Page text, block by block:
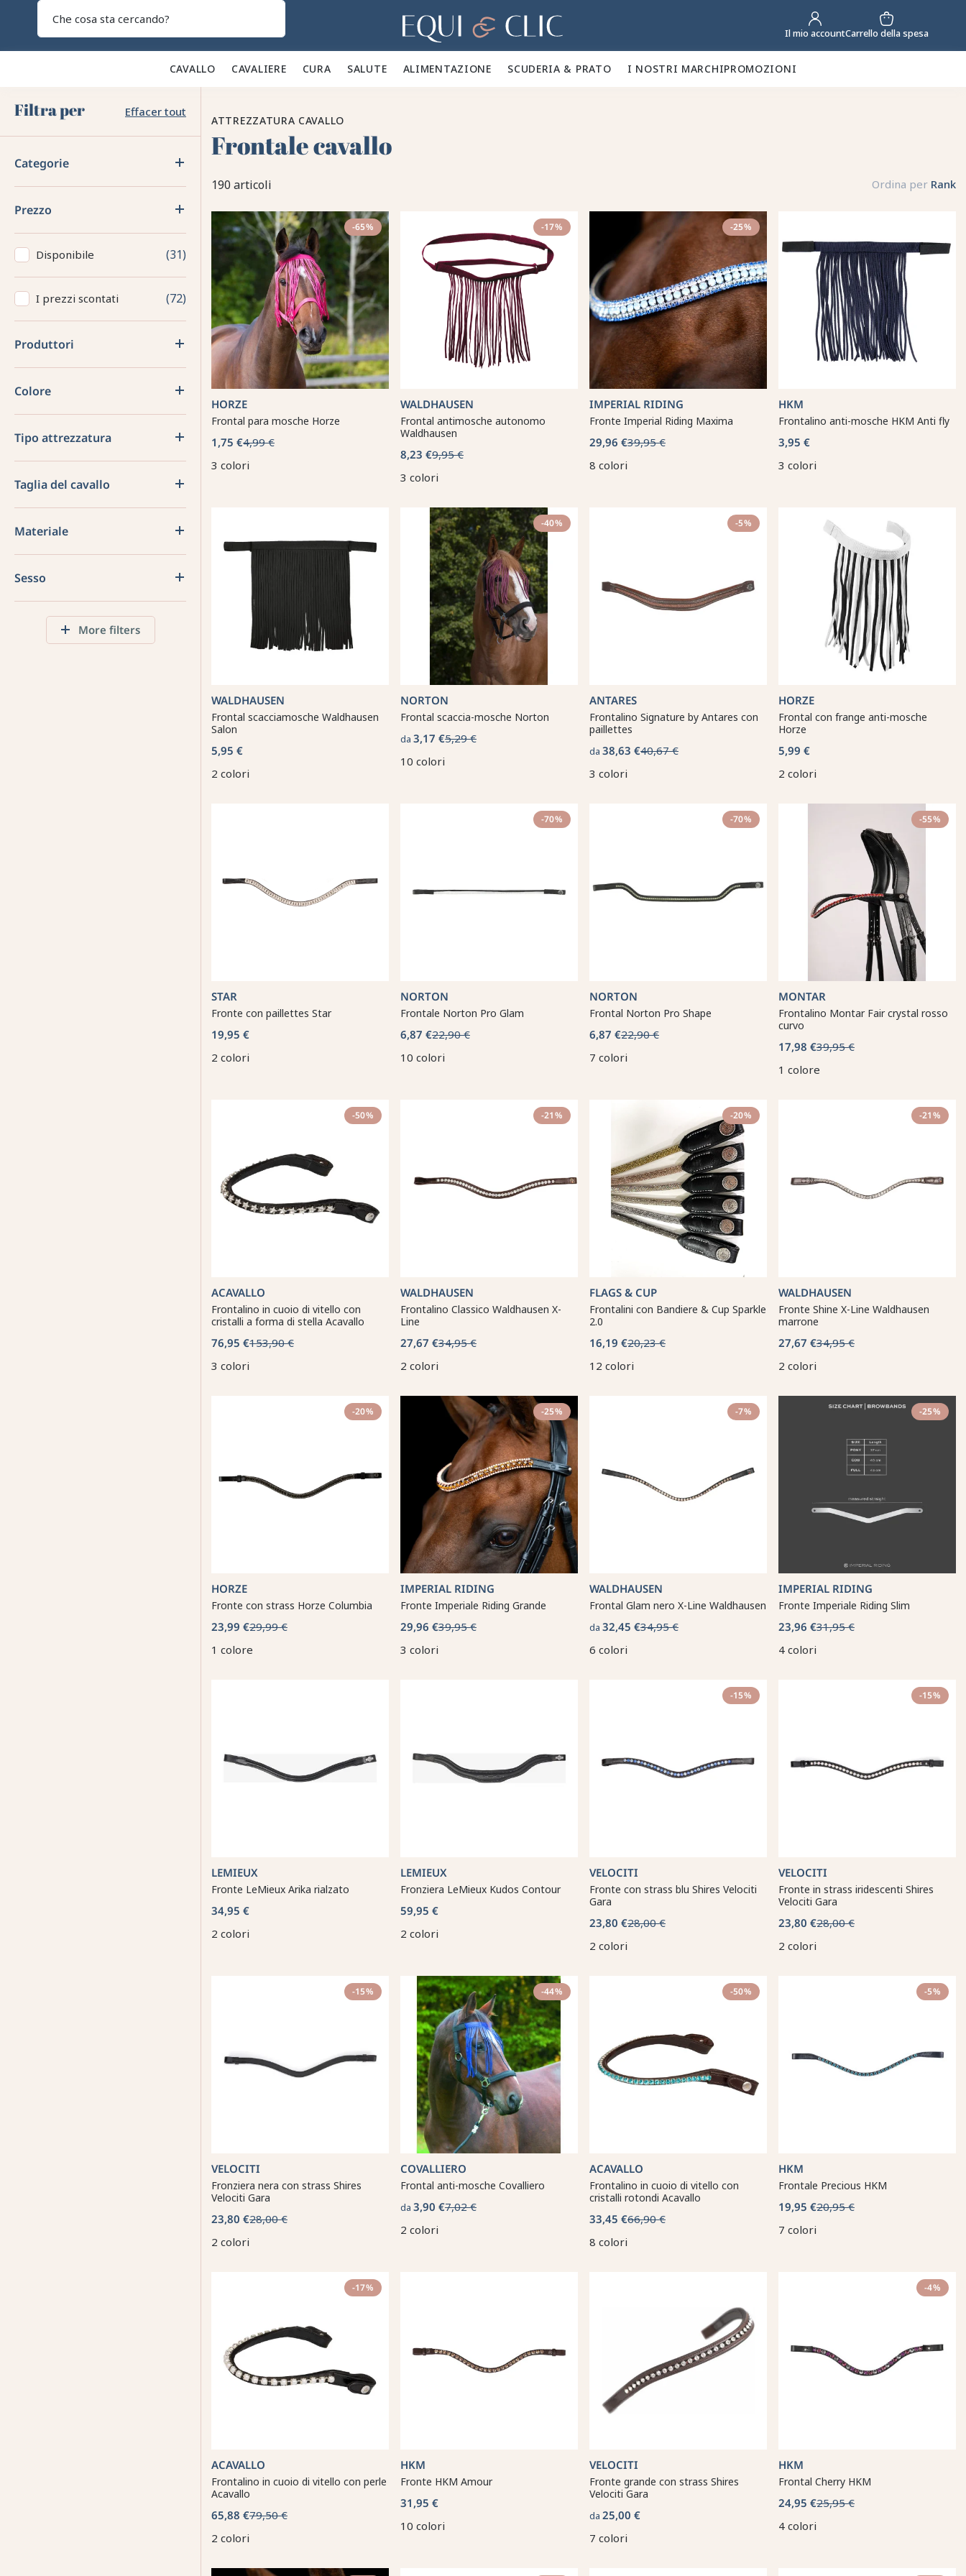
Casa Il mio accountCarrello della spesa
CAVALLO 🐎 CAVALIERE 👕 CURA 🪮 SALUTE ✨ ALIMENTAZIONE 🥕 SCUDERIA & PRATO 🍃 I NOSTRI MARCHIPROMOZIONI
Filtra per Effacer tout
Categorie
Prezzo
Disponibile 31
I prezzi scontati 72
Produttori
Colore
Tipo attrezzatura
Taglia del cavallo
Materiale
Sesso
More filters
ATTREZZATURA CAVALLO
Frontale cavallo
190 articoli Ordina per Rank
-65%
HORZE
Frontal para mosche Horze
1,75 €4,99 €
3 colori
-17%
WALDHAUSEN
Frontal antimosche autonomo
Waldhausen
8,23 €9,95 €
3 colori
-25%
IMPERIAL RIDING
Fronte Imperial Riding Maxima
29,96 €39,95 €
8 colori
HKM
Frontalino anti-mosche HKM Anti fly
3,95 €
3 colori
WALDHAUSEN
Frontal scacciamosche Waldhausen
Salon
5,95 €
2 colori
-40%
NORTON
Frontal scaccia-mosche Norton
da 3,17 €5,29 €
10 colori
-5%
ANTARES
Frontalino Signature by Antares con
paillettes
da 38,63 €40,67 €
3 colori
HORZE
Frontal con frange anti-mosche
Horze
5,99 €
2 colori
STAR
Fronte con paillettes Star
19,95 €
2 colori
-70%
NORTON
Frontale Norton Pro Glam
6,87 €22,90 €
10 colori
-70%
NORTON
Frontal Norton Pro Shape
6,87 €22,90 €
7 colori
-55%
MONTAR
Frontalino Montar Fair crystal rosso
curvo
17,98 €39,95 €
1 colore
-50%
ACAVALLO
Frontalino in cuoio di vitello con
cristalli a forma di stella Acavallo
76,95 €153,90 €
3 colori
-21%
WALDHAUSEN
Frontalino Classico Waldhausen X-
Line
27,67 €34,95 €
2 colori
-20%
FLAGS & CUP
Frontalini con Bandiere & Cup Sparkle
2.0
16,19 €20,23 €
12 colori
-21%
WALDHAUSEN
Fronte Shine X-Line Waldhausen
marrone
27,67 €34,95 €
2 colori
-20%
HORZE
Fronte con strass Horze Columbia
23,99 €29,99 €
1 colore
-25%
IMPERIAL RIDING
Fronte Imperiale Riding Grande
29,96 €39,95 €
3 colori
-7%
WALDHAUSEN
Frontal Glam nero X-Line Waldhausen
da 32,45 €34,95 €
6 colori
-25%
IMPERIAL RIDING
Fronte Imperiale Riding Slim
23,96 €31,95 €
4 colori
LEMIEUX
Fronte LeMieux Arika rialzato
34,95 €
2 colori
LEMIEUX
Fronziera LeMieux Kudos Contour
59,95 €
2 colori
-15%
VELOCITI
Fronte con strass blu Shires Velociti
Gara
23,80 €28,00 €
2 colori
-15%
VELOCITI
Fronte in strass iridescenti Shires
Velociti Gara
23,80 €28,00 €
2 colori
-15%
VELOCITI
Fronziera nera con strass Shires
Velociti Gara
23,80 €28,00 €
2 colori
-44%
COVALLIERO
Frontal anti-mosche Covalliero
da 3,90 €7,02 €
2 colori
-50%
ACAVALLO
Frontalino in cuoio di vitello con
cristalli rotondi Acavallo
33,45 €66,90 €
8 colori
-5%
HKM
Frontale Precious HKM
19,95 €20,95 €
7 colori
-17%
ACAVALLO
Frontalino in cuoio di vitello con perle
Acavallo
65,88 €79,50 €
2 colori
HKM
Fronte HKM Amour
31,95 €
10 colori
VELOCITI
Fronte grande con strass Shires
Velociti Gara
da 25,00 €
7 colori
-4%
HKM
Frontal Cherry HKM
24,95 €25,95 €
4 colori